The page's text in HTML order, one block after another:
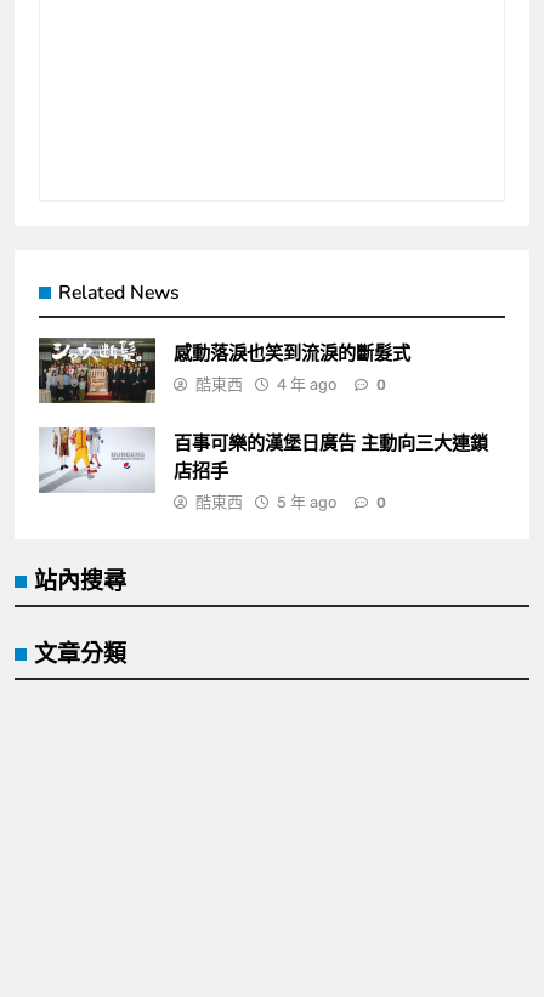
Related News
感動落淚也笑到流淚的斷髮式
酷東西 4 年 ago 0
百事可樂的漢堡日廣告 主動向三大連鎖
店招手
酷東西 5 年 ago 0
站內搜尋
文章分類